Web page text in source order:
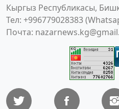
Кыргыз Республикасы,
Тел: +996779028383
Почта: